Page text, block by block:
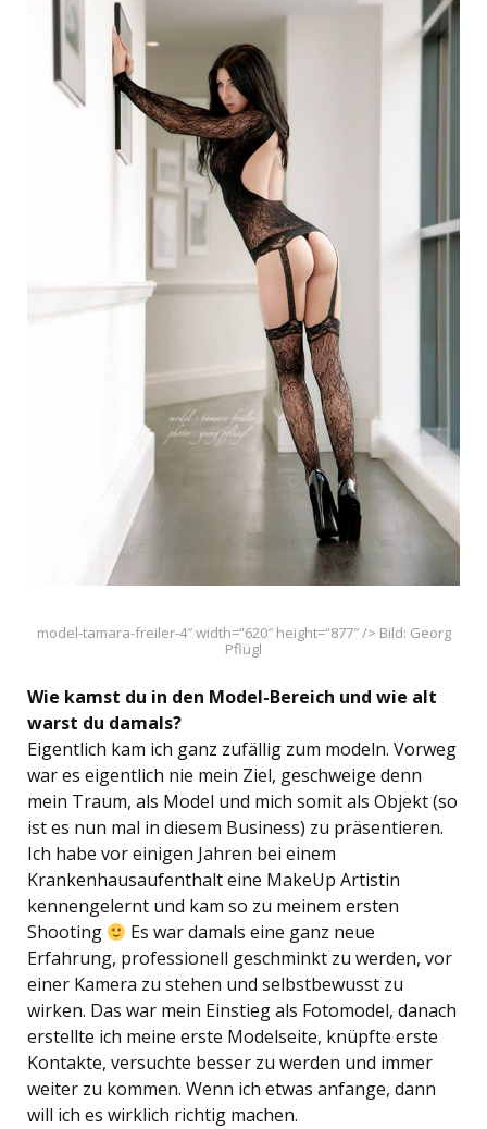
model-tamara-freiler-4″ width=“620″ height=“877″ /> Bild: Georg
Pflügl
Wie kamst du in den Model-Bereich und wie alt
warst du damals?
Eigentlich kam ich ganz zufällig zum modeln. Vorweg
war es eigentlich nie mein Ziel, geschweige denn
mein Traum, als Model und mich somit als Objekt (so
ist es nun mal in diesem Business) zu präsentieren.
Ich habe vor einigen Jahren bei einem
Krankenhausaufenthalt eine MakeUp Artistin
kennengelernt und kam so zu meinem ersten
Shooting
Es war damals eine ganz neue
Erfahrung, professionell geschminkt zu werden, vor
einer Kamera zu stehen und selbstbewusst zu
wirken. Das war mein Einstieg als Fotomodel, danach
erstellte ich meine erste Modelseite, knüpfte erste
Kontakte, versuchte besser zu werden und immer
weiter zu kommen. Wenn ich etwas anfange, dann
will ich es wirklich richtig machen.